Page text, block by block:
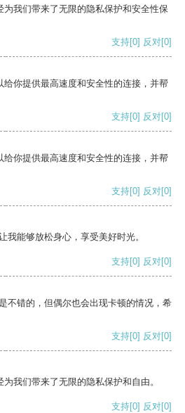
我们带来了无限的隐私保护和安全性保
支持[0] 反对[0]
你提供最高速度和安全性的连接，并帮
支持[0] 反对[0]
你提供最高速度和安全性的连接，并帮
支持[0] 反对[0]
我能够放松身心，享受美好时光。
支持[0] 反对[0]
不错的，但偶尔也会出现卡顿的情况，希
支持[0] 反对[0]
我们带来了无限的隐私保护和自由。
支持[0] 反对[0]